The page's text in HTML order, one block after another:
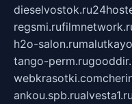
dieselvostok.ru
regsmi.ru
h2o-salon.ru
tango-perm.ru
webkrasotki.com
ankou.spb.rualvesta1.ru